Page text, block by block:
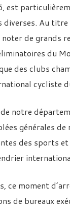
est
Au titre
de grands
du
des clubs
cycliste
notre
générales
des sports et
ce moment
de bureaux